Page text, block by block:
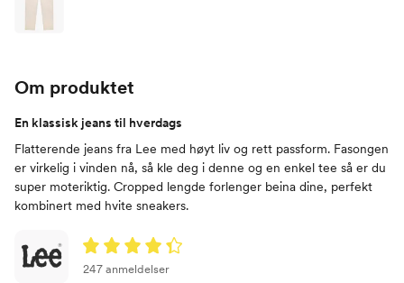
Om produktet
En klassisk jeans til hverdags
Flatterende jeans fra Lee med høyt liv og rett passform. Fasongen
er virkelig i vinden nå, så kle deg i denne og en enkel tee så er du
super moteriktig. Cropped lengde forlenger beina dine, perfekt
kombinert med hvite sneakers.
247 anmeldelser